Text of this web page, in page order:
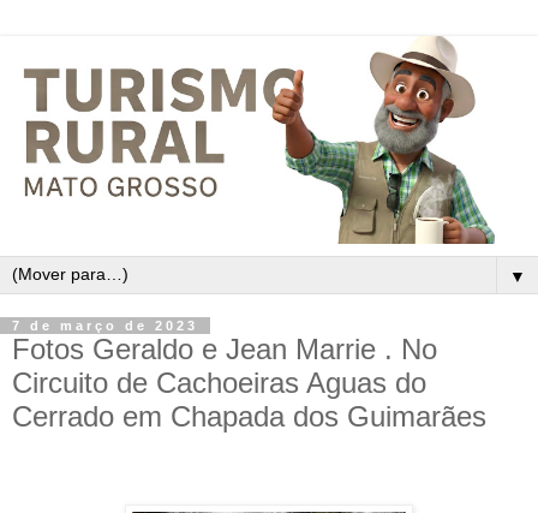
▼
7 de março de 2023
Fotos Geraldo e Jean Marrie . No
Circuito de Cachoeiras Aguas do
Cerrado em Chapada dos Guimarães